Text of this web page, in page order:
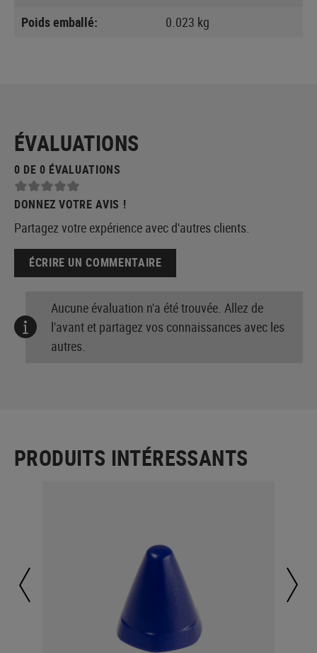
Poids emballé: 0.023 kg
ÉVALUATIONS
0 DE 0 ÉVALUATIONS
DONNEZ VOTRE AVIS !
Partagez votre expérience avec d'autres clients.
ÉCRIRE UN COMMENTAIRE
Aucune évaluation n'a été trouvée. Allez de
l'avant et partagez vos connaissances avec les
autres.
PRODUITS INTÉRESSANTS